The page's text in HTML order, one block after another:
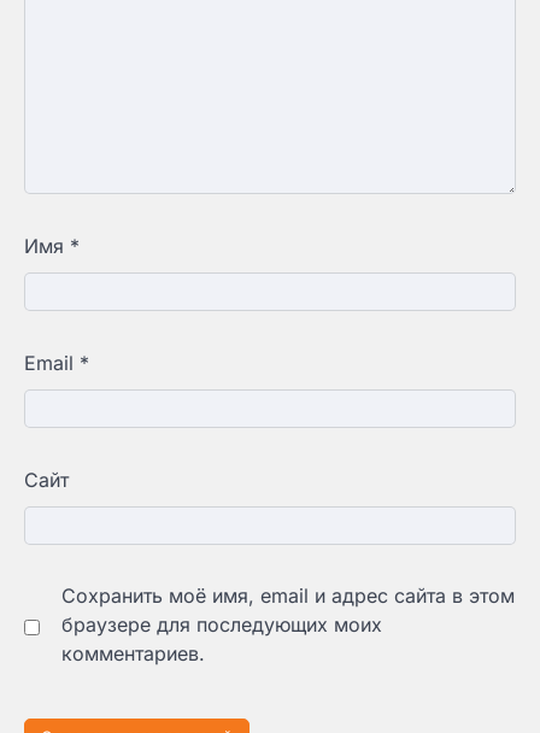
Имя *
Email *
Сайт
Сохранить моё имя, email и адрес сайта в этом
браузере для последующих моих
комментариев.